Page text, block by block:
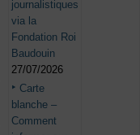
journalistiques
via la
Fondation Roi
Baudouin
27/07/2026
Carte
blanche –
Comment